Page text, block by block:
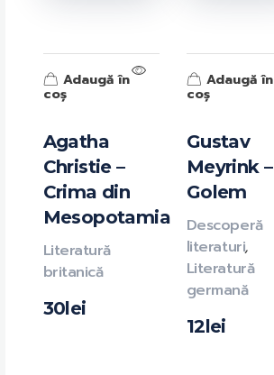
Agatha
Christie –
Crima din
Mesopotamia
30lei
Literatură
britanică
Adaugă în
coș
Gustav
Meyrink –
Golem
12lei
Descoperă
literaturi,
Literatură
germană
Adaugă în
coș